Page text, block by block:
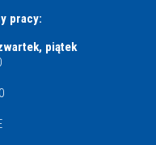
pracy:
piątek